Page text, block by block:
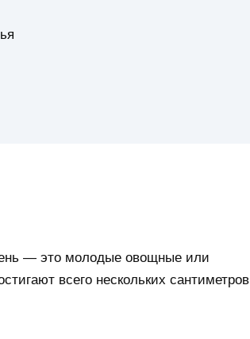
— это молодые овощные или
всего нескольких сантиметров